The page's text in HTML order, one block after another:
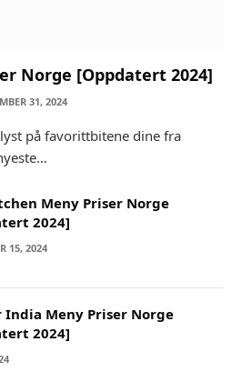
Norge [Oppdatert 2024]
31, 2024
på favorittbitene dine fra
Meny Priser Norge
2024]
15, 2024
India Meny Priser Norge
2024]